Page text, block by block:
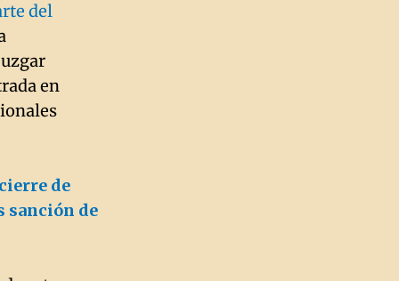
del
en
de
sanción de